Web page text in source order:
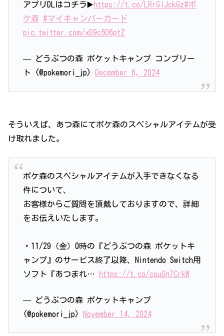
アプリDLはコチラ▶️https://t.co/LRrGIJckGz#ポ
ケ森
#マイキャンパーカード
pic.twitter.com/xD9c5O6ptZ
— どうぶつの森 ポケットキャンプ コンプリー
ト (@pokemori_jp)
December 6, 2024
そういえば、あつ森にてポケ森のスペシャルアイテムが受
け取れました。
ポケ森のスペシャルアイテムが入手できなくなる
件について、
お客様からご質問を頂戴しておりますので、詳細
をお伝えいたします。
・11/29（金）0時の『どうぶつの森 ポケットキ
ャンプ』のサービス終了以降、Nintendo Switch用
ソフト『あつまれ…
https://t.co/cpuGn7CrkW
— どうぶつの森 ポケットキャンプ
(@pokemori_jp)
November 14, 2024